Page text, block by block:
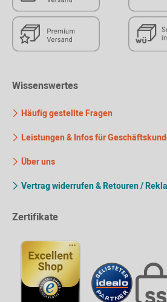
Wissenswertes
Häufig gestellte Fragen
Leistungen & Infos für
Über uns
Vertrag widerrufen & Retouren /
Zertifikate